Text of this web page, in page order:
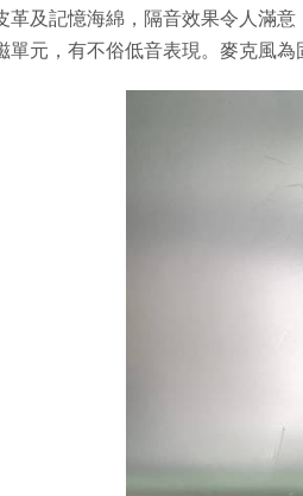
革及記憶海綿，隔音效果令人滿
單元，有不俗低音表現。麥克風為